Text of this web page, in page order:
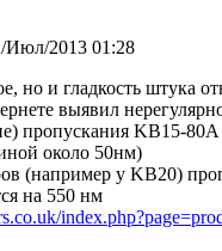
Июл/2013 01:28
но и гладкость штука
выявил
пропускания KB15-
около 50нм)
(например у KB20)
на 550 нм